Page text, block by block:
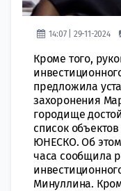
14:07 | 29-11-2024
Кроме того,
предложила
захоронения
городище
список
ЮНЕСКО. Об
часа сообщила
Минуллина.